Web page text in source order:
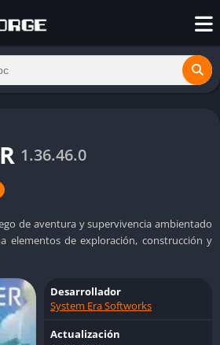
1.36.46.0
de aventura y supervivencia ambientado
elementos de exploración, construcción y
Desarrollador
System Era Softworks
Actualización